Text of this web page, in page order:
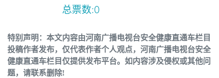
总票数:0
特别声明：本文内容由河南广播电视台安全健康直通车栏目
投稿作者发布，仅代表作者个人观点，河南广播电视台安全
健康直通车栏目仅提供发布平台。如内容涉及侵权或其他问
题，请联系删除!